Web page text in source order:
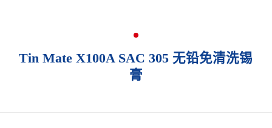
Tin Mate X100A SAC 305 无铅免清洗锡
膏